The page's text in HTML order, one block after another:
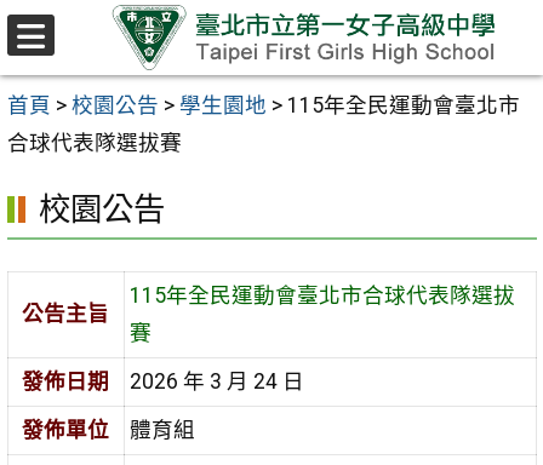
跳至主要內容區
首頁 > 校園公告 > 學生園地 > 115年全民運動會臺北市
合球代表隊選拔賽
校園公告
公告主旨
115年全民運動會臺北市合球代表隊選拔
賽
發佈日期
2026 年 3 月 24 日
發佈單位
體育組
選
單